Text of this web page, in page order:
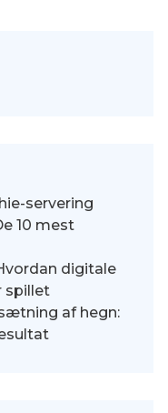
servering
10 mest
digitale
spillet
af hegn: